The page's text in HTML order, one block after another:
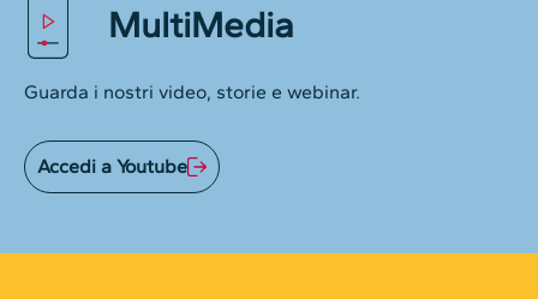
MultiMedia
Guarda i nostri video, storie e webinar.
Accedi a Youtube